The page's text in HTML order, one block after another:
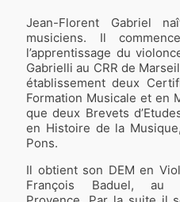
Jean-Florent Gabriel
musiciens. Il
l’apprentissage du
Gabrielli au CRR de
établissement deux
Formation Musicale et en
que deux Brevets
en Histoire de la
Pons.
Il obtient son DEM en
François Baduel, au